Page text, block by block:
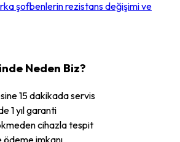
şofbenlerin rezistans değişimi ve
Neden Biz?
15 dakikada servis
1 yıl garanti
cihazla tespit
ödeme imkanı